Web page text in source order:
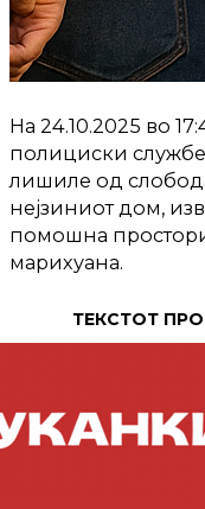
На 24.10.2025 во
полициски
лишиле од
нејзиниот дом,
помошна
марихуана.
ТЕКСТОТ